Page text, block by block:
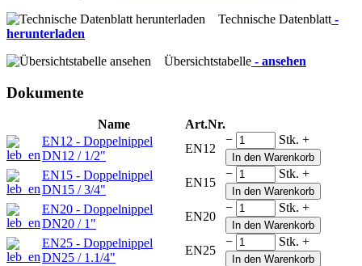
Technische Datenblatt -
herunterladen
Übersichtstabelle - ansehen
Dokumente
Name
Art.Nr.
EN12 - Doppelnippel
DN12 / 1/2"
EN12
− Stk. +
In den Warenkorb
EN15 - Doppelnippel
DN15 / 3/4"
EN15
− Stk. +
In den Warenkorb
EN20 - Doppelnippel
DN20 / 1"
EN20
− Stk. +
In den Warenkorb
EN25 - Doppelnippel
DN25 / 1.1/4"
EN25
− Stk. +
In den Warenkorb